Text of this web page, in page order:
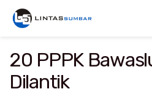
20 PPPK
Dilantik